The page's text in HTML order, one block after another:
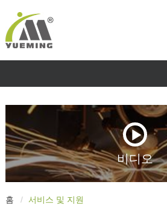
비디오
홈 서비스 및 지원